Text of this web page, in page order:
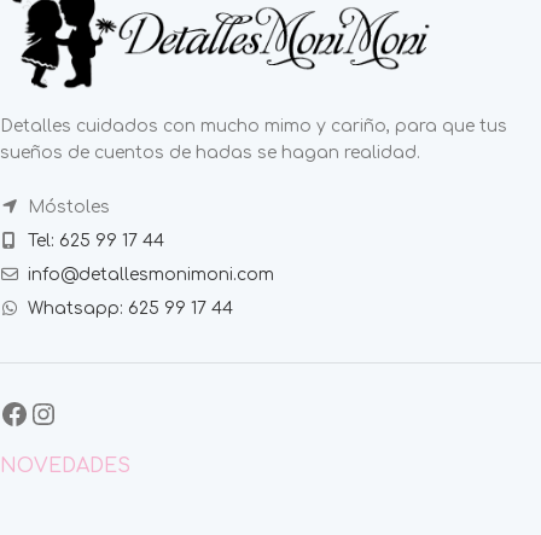
Detalles cuidados con mucho mimo y cariño, para que tus
sueños de cuentos de hadas se hagan realidad.
Móstoles
Tel: 625 99 17 44
info@detallesmonimoni.com
Whatsapp: 625 99 17 44
NOVEDADES